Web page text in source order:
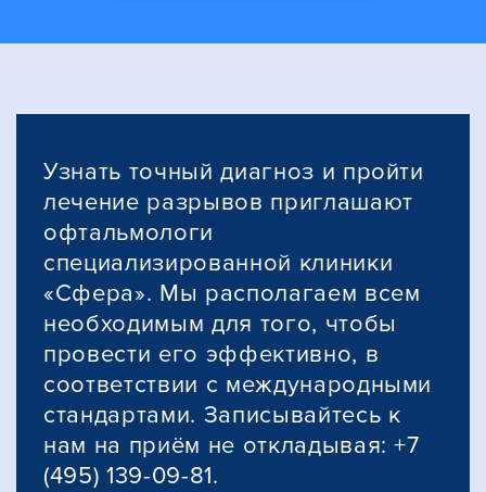
Узнать точный диагноз и пройти
лечение разрывов приглашают
офтальмологи
специализированной клиники
«Сфера». Мы располагаем всем
необходимым для того, чтобы
провести его эффективно, в
соответствии с международными
стандартами. Записывайтесь к
нам на приём не откладывая: +7
(495) 139-09-81.